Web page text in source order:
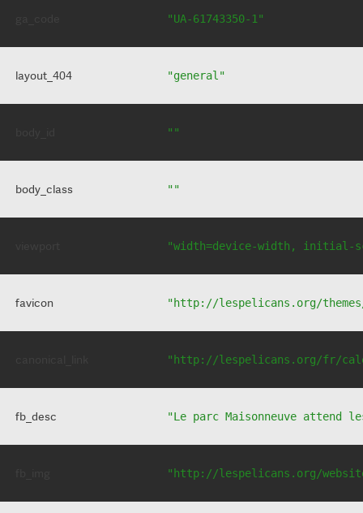
"UA-61743350-1"
layout_404 "general"
""
body_class ""
"width=device-width, initial-
favicon "http://lespelicans.org/
"http://lespelicans.org/fr/
fb_desc "Le parc Maisonneuve attend
"http://lespelicans.org/